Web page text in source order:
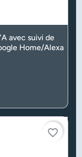
avec suivi de
Home/Alexa
favorite_border